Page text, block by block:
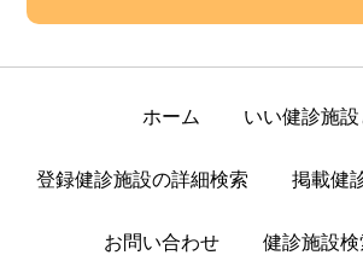
ホーム いい健診施設
登録健診施設の詳細検索 掲載健
お問い合わせ 健診施設検